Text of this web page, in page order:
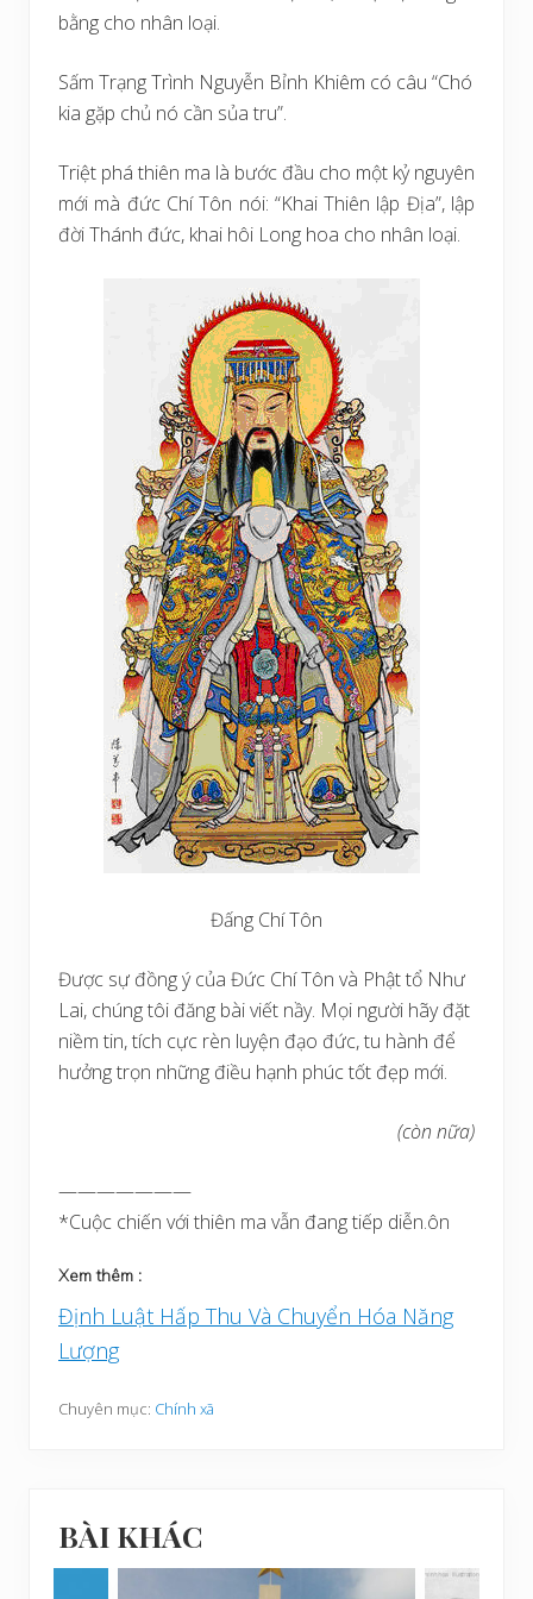
bằng cho nhân loại.
Sấm Trạng Trình Nguyễn Bỉnh Khiêm có câu “Chó
kia gặp chủ nó cần sủa tru”.
Triệt phá thiên ma là bước đầu cho một kỷ nguyên
mới mà đức Chí Tôn nói: “Khai Thiên lập Địa”, lập
đời Thánh đức, khai hôi Long hoa cho nhân loại.
Đấng Chí Tôn
Được sự đồng ý của Đức Chí Tôn và Phật tổ Như
Lai, chúng tôi đăng bài viết nầy. Mọi người hãy đặt
niềm tin, tích cực rèn luyện đạo đức, tu hành để
hưởng trọn những điều hạnh phúc tốt đẹp mới.
(còn nữa)
———————
*Cuộc chiến với thiên ma vẫn đang tiếp diễn.ôn
Xem thêm :
Định Luật Hấp Thu Và Chuyển Hóa Năng
Lượng
Chuyên mục: Chính xã
BÀI KHÁC